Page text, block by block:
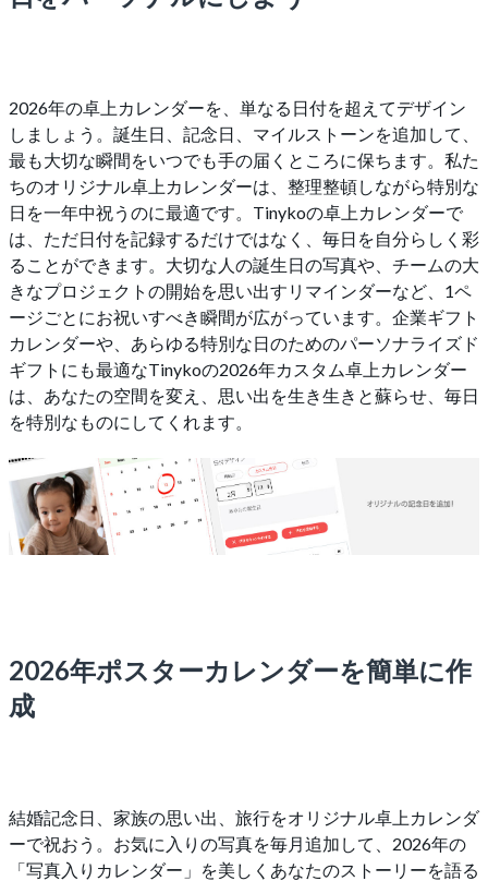
2026年の卓上カレンダーを、単なる日付を超えてデザイン
しましょう。誕生日、記念日、マイルストーンを追加して、
最も大切な瞬間をいつでも手の届くところに保ちます。私た
ちのオリジナル卓上カレンダーは、整理整頓しながら特別な
日を一年中祝うのに最適です。Tinykoの卓上カレンダーで
は、ただ日付を記録するだけではなく、毎日を自分らしく彩
ることができます。大切な人の誕生日の写真や、チームの大
きなプロジェクトの開始を思い出すリマインダーなど、1ペ
ージごとにお祝いすべき瞬間が広がっています。企業ギフト
カレンダーや、あらゆる特別な日のためのパーソナライズド
ギフトにも最適なTinykoの2026年カスタム卓上カレンダー
は、あなたの空間を変え、思い出を生き生きと蘇らせ、毎日
を特別なものにしてくれます。
2026年ポスターカレンダーを簡単に作
成
結婚記念日、家族の思い出、旅行をオリジナル卓上カレンダ
ーで祝おう。お気に入りの写真を毎月追加して、2026年の
「写真入りカレンダー」を美しくあなたのストーリーを語る